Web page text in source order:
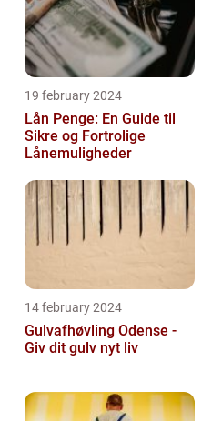
19 february 2024
Lån Penge: En Guide til
Sikre og Fortrolige
Lånemuligheder
14 february 2024
Gulvafhøvling Odense -
Giv dit gulv nyt liv